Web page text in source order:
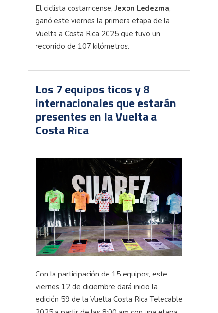
El ciclista costarricense,Jexon Ledezma,
ganó este viernes la primera etapa de la
Vuelta a Costa Rica 2025 que tuvo un
recorrido de 107 kilómetros.
Los 7 equipos ticos y 8
internacionales que estarán
presentes en la Vuelta a
Costa Rica
Con la participación de 15 equipos, este
viernes 12 de diciembre dará inicio la
edición 59 de la Vuelta Costa Rica Telecable